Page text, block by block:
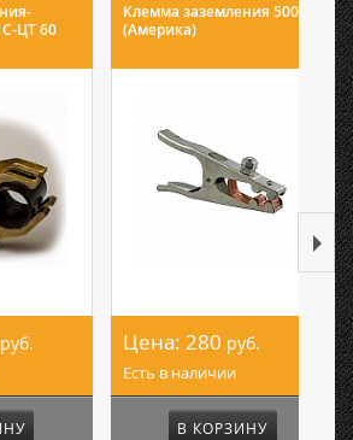
С-ЦТ 60
руб.
Клемма заземления 500А
(Америка)
Цена: 280 руб.
Есть в наличии
В КОРЗИНУ